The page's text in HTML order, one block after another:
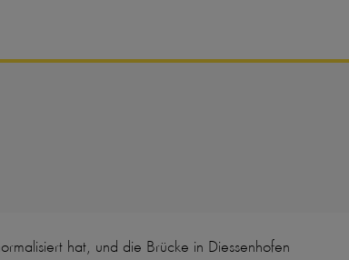
hat, und die Brücke in Diessenhofen